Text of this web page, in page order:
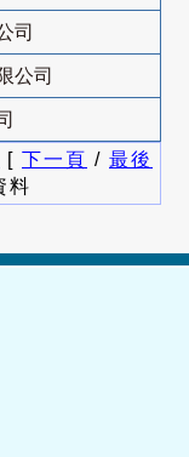
司
公司
[ 下一頁 / 最後
料